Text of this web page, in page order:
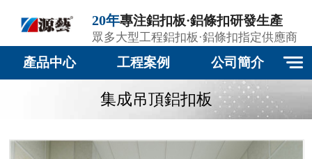
20年專注鋁扣板·鋁條扣研發生產
眾多大型工程鋁扣板·鋁條扣指定供應商
產品中心 工程案例 公司簡介
集成吊頂鋁扣板